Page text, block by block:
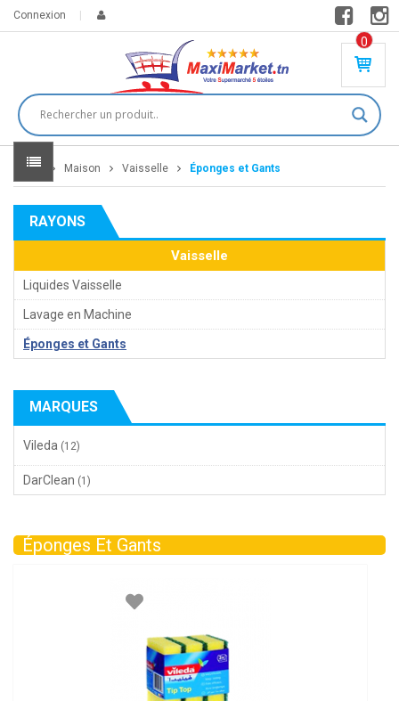
Connexion
0
PR
DU
IT(
S)
DT
Home Maison Vaisselle Éponges et Gants
RAYONS
Vaisselle
Liquides Vaisselle
Lavage en Machine
Éponges et Gants
MARQUES
Vileda (12)
DarClean (1)
Éponges Et Gants